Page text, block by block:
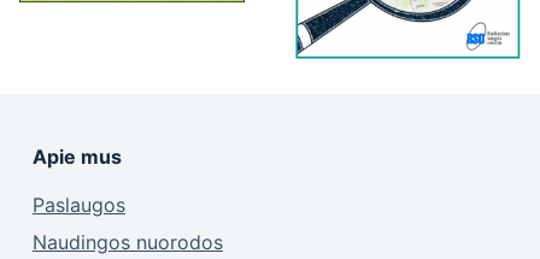
Apie mus
Paslaugos
Naudingos nuorodos